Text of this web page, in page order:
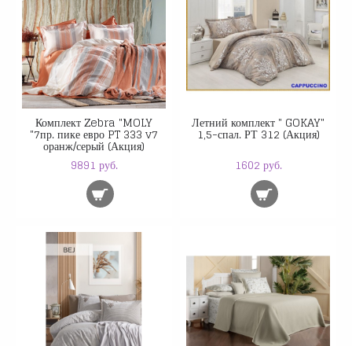
Комплект Zebra "MOLY
"7пр. пике евро PT 333 v7
оранж/серый (Акция)
9891 руб.
Летний комплект " GOKAY"
1,5-спал. РТ 312 (Акция)
1602 руб.